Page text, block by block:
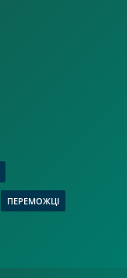
ПЕРЕМОЖЦІ